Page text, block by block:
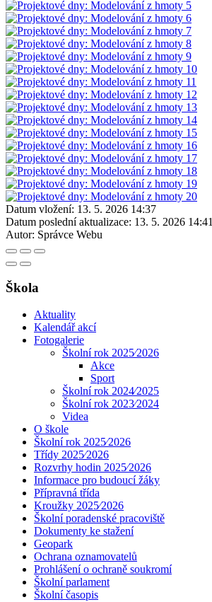
Datum vložení: 13. 5. 2026 14:37
Datum poslední aktualizace: 13. 5. 2026 14:41
Autor: Správce Webu
Škola
Aktuality
Kalendář akcí
Fotogalerie
Školní rok 2025⁄2026
Akce
Sport
Školní rok 2024⁄2025
Školní rok 2023⁄2024
Videa
O škole
Školní rok 2025⁄2026
Třídy 2025⁄2026
Rozvrhy hodin 2025⁄2026
Informace pro budoucí žáky
Přípravná třída
Kroužky 2025⁄2026
Školní poradenské pracoviště
Dokumenty ke stažení
Geopark
Ochrana oznamovatelů
Prohlášení o ochraně soukromí
Školní parlament
Školní časopis